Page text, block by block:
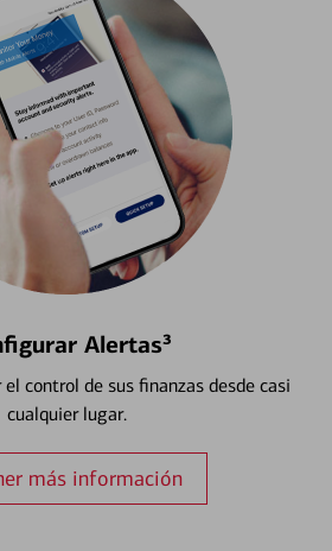
Alertas³
control de sus finanzas desde casi
cualquier lugar.
más información